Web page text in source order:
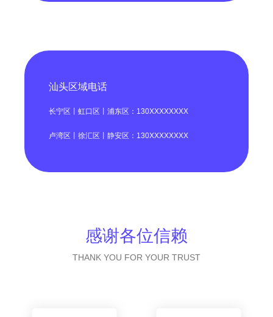
汕头区域电话
长宁区丨虹口区丨浦东区：130XXXXXXXX
卢湾区丨徐汇区丨静安区：130XXXXXXXX
感谢各位信赖
THANK YOU FOR YOUR TRUST